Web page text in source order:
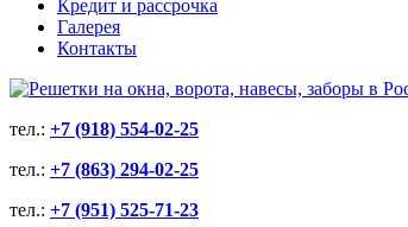
Кредит и рассрочка
Галерея
Контакты
тел.: +7 (918) 554-02-25
тел.: +7 (863) 294-02-25
тел.: +7 (951) 525-71-23